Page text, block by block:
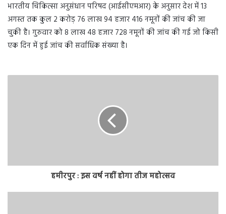
भारतीय चिकित्सा अनुसंधान परिषद (आईसीएमआर) के अनुसार देश में 13
अगस्त तक कुल 2 करोड़ 76 लाख 94 हजार 416 नमूनों की जांच की जा
चुकी है। गुरुवार को 8 लाख 48 हजार 728 नमूनों की जांच की गई जो किसी
एक दिन में हुई जांच की सर्वाधिक संख्या है।
हमीरपुर : इस वर्ष नहीं होगा तीज महोत्सव